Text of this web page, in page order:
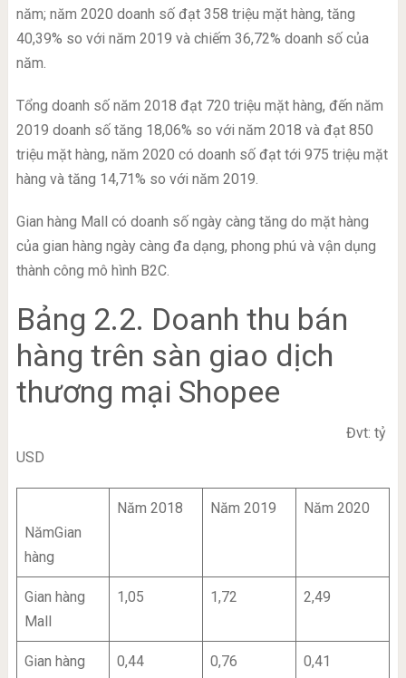
năm; năm 2020 doanh số đạt 358 triệu mặt hàng, tăng
40,39% so với năm 2019 và chiếm 36,72% doanh số của
năm.
Tổng doanh số năm 2018 đạt 720 triệu mặt hàng, đến năm
2019 doanh số tăng 18,06% so với năm 2018 và đạt 850
triệu mặt hàng, năm 2020 có doanh số đạt tới 975 triệu mặt
hàng và tăng 14,71% so với năm 2019.
Gian hàng Mall có doanh số ngày càng tăng do mặt hàng
của gian hàng ngày càng đa dạng, phong phú và vận dụng
thành công mô hình B2C.
Bảng 2.2. Doanh thu bán
hàng trên sàn giao dịch
thương mại Shopee
Đvt: tỷ
USD
NămGian
hàng
Năm 2018 Năm 2019 Năm 2020
Gian hàng
Mall
1,05 1,72 2,49
Gian hàng
0,44 0,76 0,41